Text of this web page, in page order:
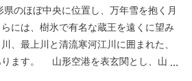
には、樹氷で有名な蔵王を遠くに望み
、最上川と清流寒河江川に囲まれた、
玄関とし、山形